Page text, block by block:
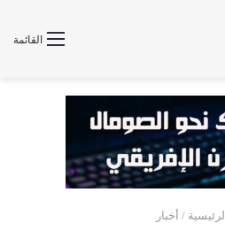
القائمة
الرئيسية / أخبار